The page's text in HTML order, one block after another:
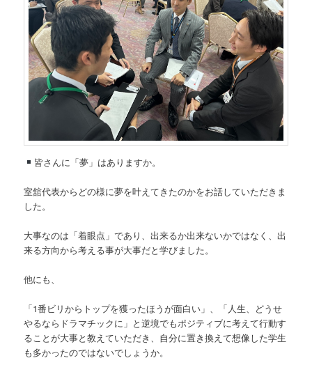
皆さんに「夢」はありますか。
室舘代表からどの様に夢を叶えてきたのかをお話していただきま
した。
大事なのは「着眼点」であり、出来るか出来ないかではなく、出
来る方向から考える事が大事だと学びました。
他にも、
「1番ビリからトップを獲ったほうが面白い」、「人生、どうせ
やるならドラマチックに」と逆境でもポジティブに考えて行動す
ることが大事と教えていただき、自分に置き換えて想像した学生
も多かったのではないでしょうか。